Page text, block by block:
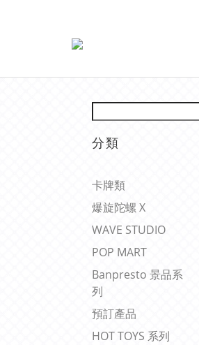
分類
卡牌類
爆旋陀螺 X
WAVE STUDIO
POP MART
Banpresto 景品系
列
預訂產品
HOT TOYS 系列